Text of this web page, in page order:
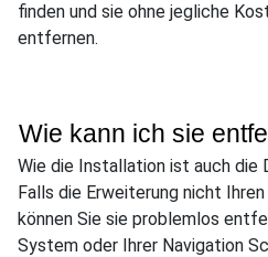
finden und sie ohne jegliche
entfernen.
Wie kann ich sie
Wie die Installation ist auch die
Falls die Erweiterung nicht
können Sie sie problemlos
System oder Ihrer Navigation